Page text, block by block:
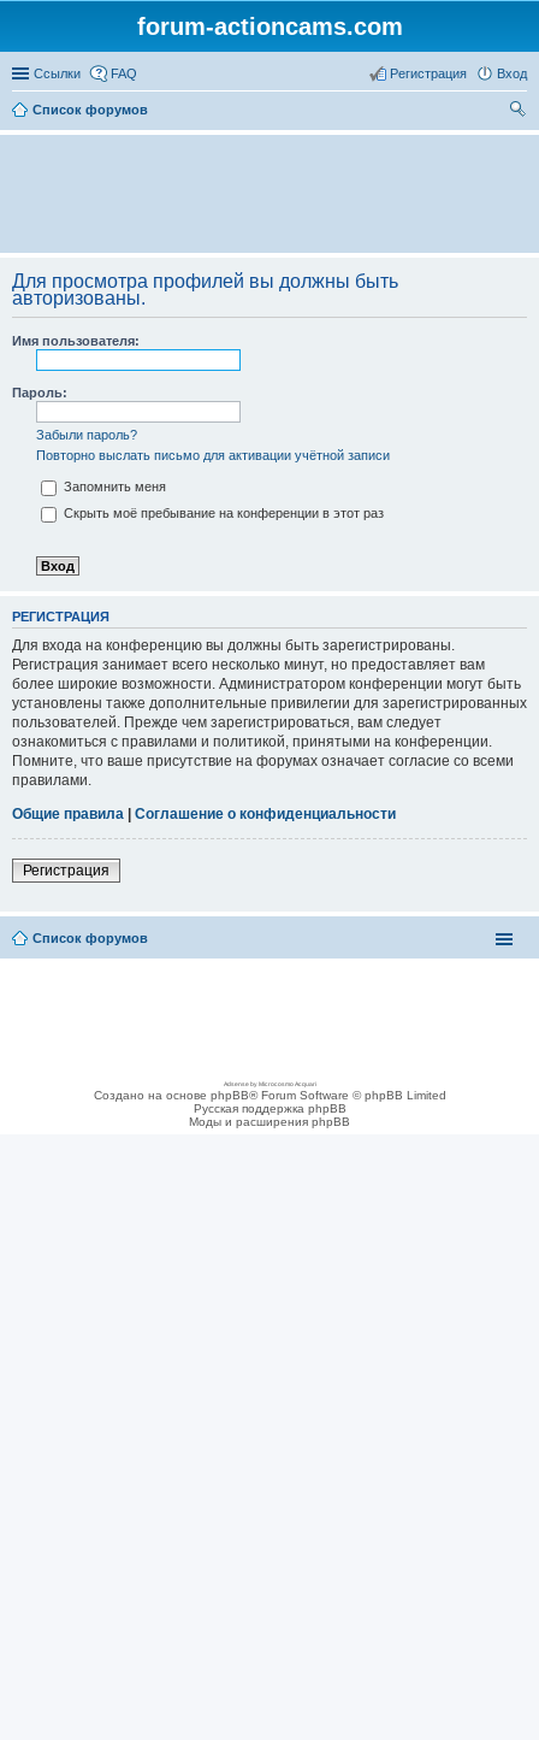
forum-actioncams.com
Ссылки FAQ Вход
Регистрация
Список форумов
ои
Для просмотра профилей вы должны быть
авторизованы.
Имя пользователя:
Пароль:
Забыли пароль?
Повторно выслать письмо для активации учётной записи
Запомнить меня
Скрыть моё пребывание на конференции в этот раз
РЕГИСТРАЦИЯ
Для входа на конференцию вы должны быть зарегистрированы.
Регистрация занимает всего несколько минут, но предоставляет вам
более широкие возможности. Администратором конференции могут быть
установлены также дополнительные привилегии для зарегистрированных
пользователей. Прежде чем зарегистрироваться, вам следует
ознакомиться с правилами и политикой, принятыми на конференции.
Помните, что ваше присутствие на форумах означает согласие со всеми
правилами.
Общие правила | Соглашение о конфиденциальности
Регистрация
Список форумов
Adsense by Microcosmo Acquari
Создано на основе phpBB® Forum Software © phpBB Limited
Русская поддержка phpBB
Моды и расширения phpBB